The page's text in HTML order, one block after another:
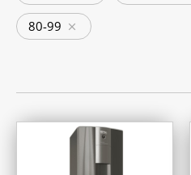
80-99